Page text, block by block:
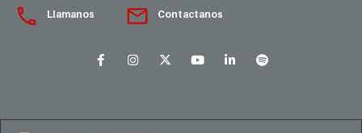
Llamanos Contactanos